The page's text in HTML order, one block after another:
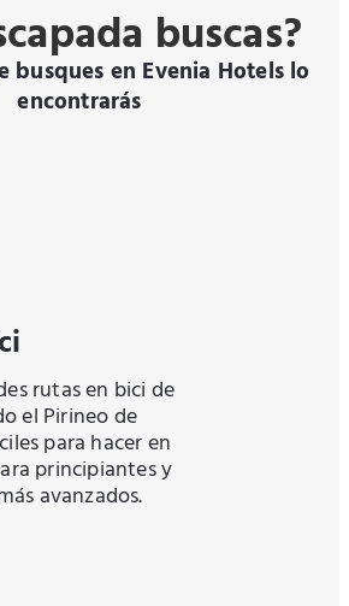
buscas?
busques en Evenia Hotels lo
encontrarás
rutas en bici de
el Pirineo de
para hacer en
principiantes y
avanzados.